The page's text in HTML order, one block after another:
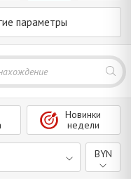
параметры
Новинки
недели
BYN